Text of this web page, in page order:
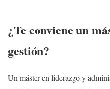
¿Te conviene un
gestión?
Un máster en liderazgo y